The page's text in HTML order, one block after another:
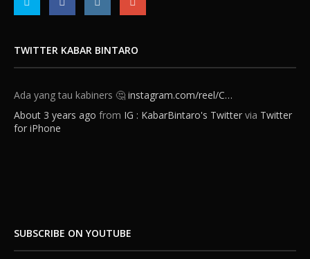
TWITTER KABAR BINTARO
Ada yang tau kabiners 🤔instagram.com/reel/C…
About 3 years ago from IG : KabarBintaro's Twitter via Twitter
for iPhone
SUBSCRIBE ON YOUTUBE